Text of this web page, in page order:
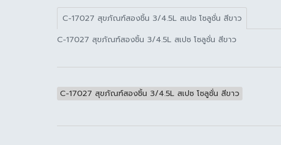
C-17027 สุขภัณฑ์สองชิ้น 3/4.5L สเปซ โซลูชั่น สีขาว
C-17027 สุขภัณฑ์สองชิ้น 3/4.5L สเปซ โซลูชั่น สีขาว
C-17027 สุขภัณฑ์สองชิ้น 3/4.5L สเปซ โซลูชั่น สีขาว